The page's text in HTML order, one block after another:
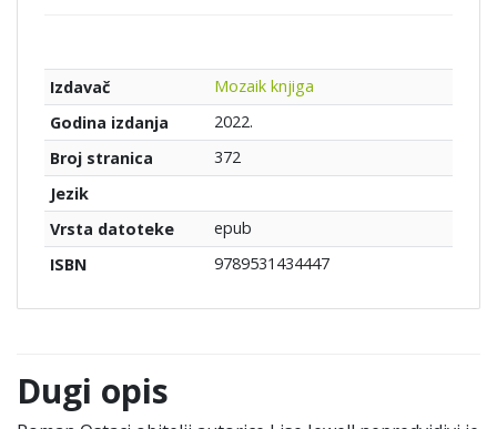
Izdavač
Mozaik knjiga
Godina izdanja
2022.
Broj stranica
372
Jezik
Vrsta datoteke
epub
ISBN
9789531434447
Dugi opis